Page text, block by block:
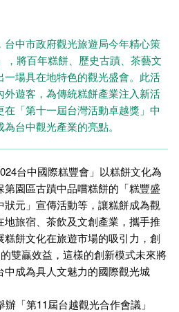
中市政府觀光旅遊局今年精心策
，將百年糕餅、歷史古蹟、茶藝文
場具在地特色的觀光盛會。此活
遊客，為傳統糕餅產業注入新活
「第十一屆台灣活動卓越獎」中
台中觀光產業的亮點。
台中國際糕豐會」以糕餅文化為
園區古蹟中品嚐糕餅的「糕豐盛
元」宣傳活動等，讓糕餅成為觀
旅宿、茶飲及文創產業，攜手推
餅文化在旅遊市場的吸引力，創
雙贏效益，這樣的創新模式未來將
成為具人文魅力的國際觀光城
「第11屆台越觀光合作會議」